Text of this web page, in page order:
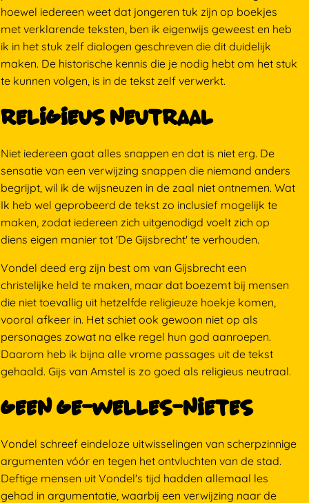
hoewel iedereen weet dat jongeren tuk zijn op boekjes
met verklarende teksten, ben ik eigenwijs geweest en heb
ik in het stuk zelf dialogen geschreven die dit duidelijk
maken. De historische kennis die je nodig hebt om het stuk
te kunnen volgen, is in de tekst zelf verwerkt.
religieus neutraal
Niet iedereen gaat alles snappen en dat is niet erg. De
sensatie van een verwijzing snappen die niemand anders
begrijpt, wil ik de wijsneuzen in de zaal niet ontnemen. Wat
Ik heb wel geprobeerd de tekst zo inclusief mogelijk te
maken, zodat iedereen zich uitgenodigd voelt zich op
diens eigen manier tot 'De Gijsbrecht' te verhouden.
Vondel deed erg zijn best om van Gijsbrecht een
christelijke held te maken, maar dat boezemt bij mensen
die niet toevallig uit hetzelfde religieuze hoekje komen,
vooral afkeer in. Het schiet ook gewoon niet op als
personages zowat na elke regel hun god aanroepen.
Daarom heb ik bijna alle vrome passages uit de tekst
gehaald. Gijs van Amstel is zo goed als religieus neutraal.
Geen ge-welles-nietes
Vondel schreef eindeloze uitwisselingen van scherpzinnige
argumenten vóór en tegen het ontvluchten van de stad.
Deftige mensen uit Vondel's tijd hadden allemaal les
gehad in argumentatie, waarbij een verwijzing naar de